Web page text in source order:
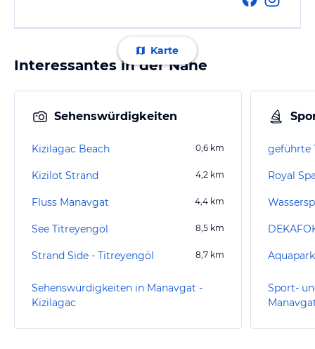
Karte
Interessantes in der Nähe
Sehenswürdigkeiten
Kizilagac Beach 0,6 km
Kizilot Strand 4,2 km
Fluss Manavgat 4,4 km
See Titreyengöl 8,5 km
Strand Side - Titreyengöl 8,7 km
Sehenswürdigkeiten in Manavgat -
Kizilagac
Royal
Sport-